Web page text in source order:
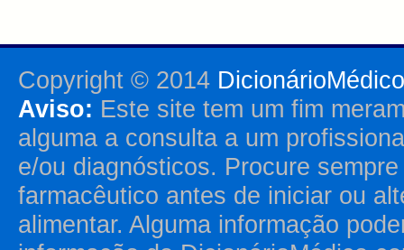
Copyright © 2014
Aviso: Este site tem um fim
alguma a consulta a um
e/ou diagnósticos. Procure
farmacêutico antes de iniciar ou
alimentar. Alguma informação